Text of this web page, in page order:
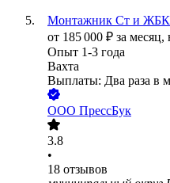
Монтажник Ст и ЖБК
от 185 000 ₽ за месяц,
Опыт 1-3 года
Вахта
Выплаты: Два раза в
ООО ПрессБук
3.8
•
18 отзывов